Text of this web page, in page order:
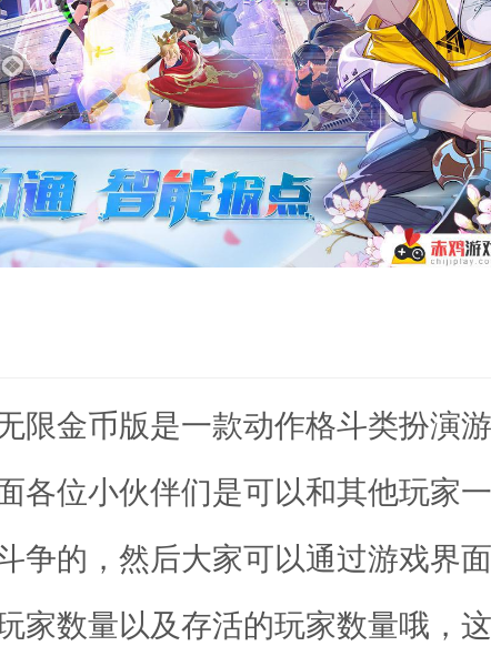
限金币版是一款动作格斗类扮演
各位小伙伴们是可以和其他玩家
争的，然后大家可以通过游戏界
家数量以及存活的玩家数量哦，